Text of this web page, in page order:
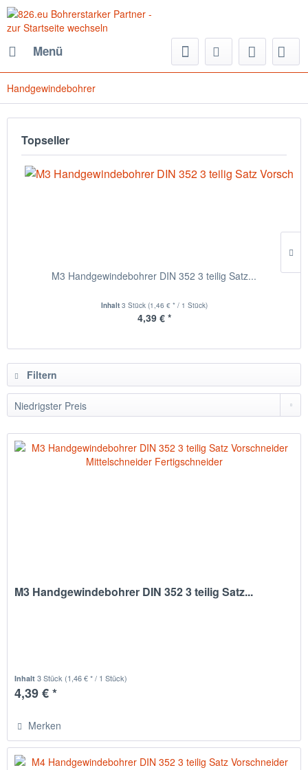
Menü
Handgewindebohrer
Topseller
M3 Handgewindebohrer DIN 352 3 teilig Satz...
Inhalt 3 Stück (1,46 € * / 1 Stück)
4,39 € *
Filtern
M3 Handgewindebohrer DIN 352 3 teilig Satz...
Inhalt3 Stück (1,46 € * / 1 Stück)
4,39 € *
Merken